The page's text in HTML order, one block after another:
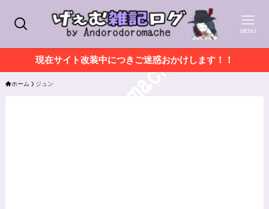
MENU
現在サイト改装中につきご迷惑おかけします！！
ホーム ジュン